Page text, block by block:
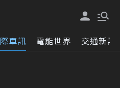
車訊 電能世界 交通新訊